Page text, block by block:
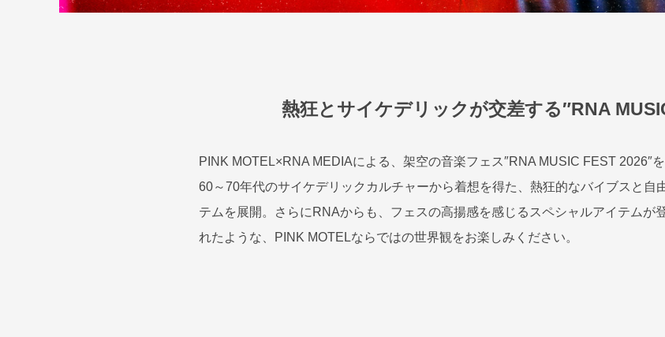
熱狂とサイケデリックが交差する″RNA
PINK MOTEL×RNA MEDIAによる、架空の音楽フェス″RNA MUSIC FEST 2026″
60～70年代のサイケデリックカルチャーから着想を得た、熱狂的なバイブスと自
テムを展開。さらにRNAからも、フェスの高揚感を感じるスペシャルアイテムが
れたような、PINK MOTELならではの世界観をお楽しみください。